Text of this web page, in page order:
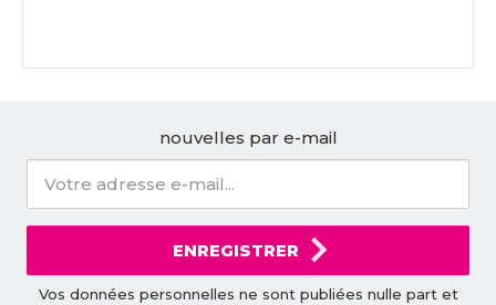
nouvelles par e-mail
ENREGISTRER
Vos données personnelles ne sont publiées nulle part et